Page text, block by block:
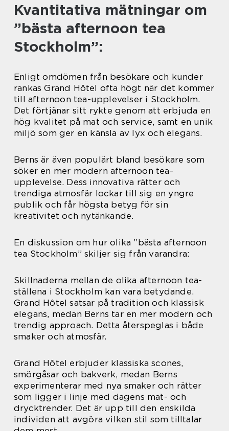
Kvantitativa mätningar om
”bästa afternoon tea
Stockholm”:
Enligt omdömen från besökare och kunder
rankas Grand Hôtel ofta högt när det kommer
till afternoon tea-upplevelser i Stockholm.
Det förtjänar sitt rykte genom att erbjuda en
hög kvalitet på mat och service, samt en unik
miljö som ger en känsla av lyx och elegans.
Berns är även populärt bland besökare som
söker en mer modern afternoon tea-
upplevelse. Dess innovativa rätter och
trendiga atmosfär lockar till sig en yngre
publik och får högsta betyg för sin
kreativitet och nytänkande.
En diskussion om hur olika ”bästa afternoon
tea Stockholm” skiljer sig från varandra:
Skillnaderna mellan de olika afternoon tea-
ställena i Stockholm kan vara betydande.
Grand Hôtel satsar på tradition och klassisk
elegans, medan Berns tar en mer modern och
trendig approach. Detta återspeglas i både
smaker och atmosfär.
Grand Hôtel erbjuder klassiska scones,
smörgåsar och bakverk, medan Berns
experimenterar med nya smaker och rätter
som ligger i linje med dagens mat- och
drycktrender. Det är upp till den enskilda
individen att avgöra vilken stil som tilltalar